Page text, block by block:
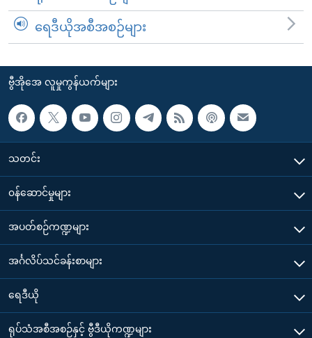
ရေဒီယိုအစီအစဉ်များ
ဗွီအိုအေ လူမှုကွန်ယက်များ
သတင်း
၀န်ဆောင်မှုများ
အပတ်စဉ်ကဏ္ဍများ
အင်္ဂလိပ်သင်ခန်းစာများ
ရေဒီယို
ရုပ်သံအစီအစဉ်နှင့် ဗွီဒီယိုကဏ္ဍများ